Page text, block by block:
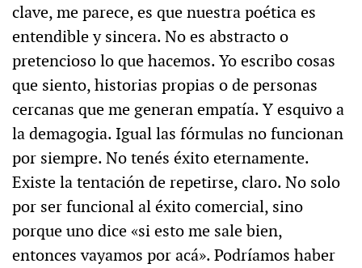
clave, me parece, es que nuestra poética es
entendible y sincera. No es abstracto o
pretencioso lo que hacemos. Yo escribo cosas
que siento, historias propias o de personas
cercanas que me generan empatía. Y esquivo a
la demagogia. Igual las fórmulas no funcionan
por siempre. No tenés éxito eternamente.
Existe la tentación de repetirse, claro. No solo
por ser funcional al éxito comercial, sino
porque uno dice «si esto me sale bien,
entonces vayamos por acá». Podríamos haber